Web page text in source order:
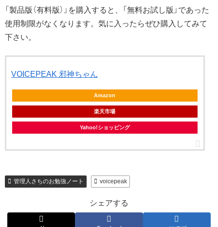
「製品版（有料版）」を購入すると、「無料お試し版」であった
使用制限がなくなります。気に入ったらぜひ購入してみて
下さい。
VOICEPEAK 邪神ちゃん
Amazon
楽天市場
Yahoo!ショッピング
管理人さちのお勉強ノート voicepeak
シェアする